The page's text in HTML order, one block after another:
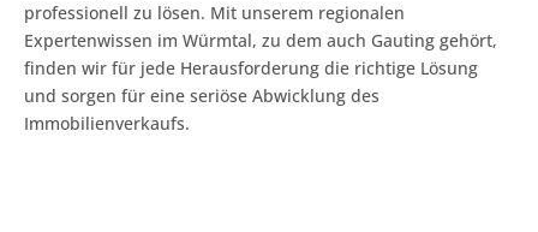
professionell zu lösen. Mit unserem regionalen
Expertenwissen im Würmtal, zu dem auch Gauting gehört,
finden wir für jede Herausforderung die richtige Lösung
und sorgen für eine seriöse Abwicklung des
Immobilienverkaufs.